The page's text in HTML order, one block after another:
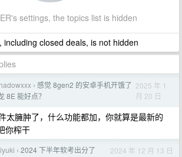
settings, the topics list is hidden
closed deals, is not hidden
› 感觉 8gen2 的安卓手机开饿了
8E 能好点？
2025 年 1
月 20 日
太臃肿了，什么功能都加，你就算是最新的
你榨干
› 2024 下半年软考出分了 2024 年 12 月 13 日